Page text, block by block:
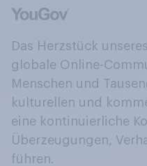
Das Herzstück
globale Online-
Menschen und
kulturellen und
eine kontinuierliche
Überzeugungen,
führen.